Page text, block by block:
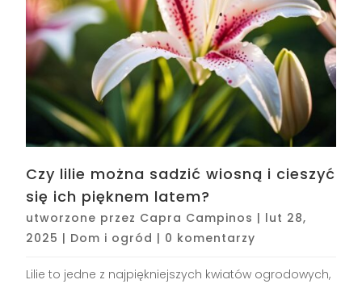
Czy lilie można sadzić wiosną i cieszyć
się ich pięknem latem?
utworzone przez Capra Campinos | lut 28,
2025 | Dom i ogród | 0 komentarzy
Lilie to jedne z najpiękniejszych kwiatów ogrodowych,